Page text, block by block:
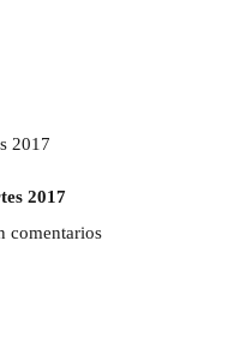
2017
2017
comentarios